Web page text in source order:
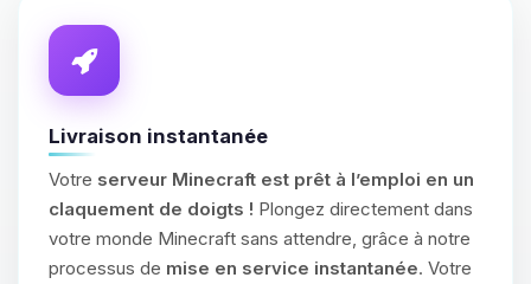
Livraison instantanée
Votre serveur Minecraft est prêt à l’emploi en un
claquement de doigts ! Plongez directement dans
votre monde Minecraft sans attendre, grâce à notre
processus de mise en service instantanée. Votre